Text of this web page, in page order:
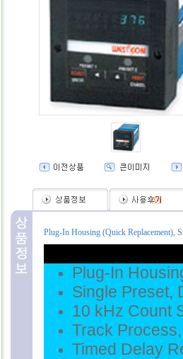
(0)
Plug-In Housing (Quick Replacement),
Plug-In
Single Preset,
10 kHz Count
Track
Timed Delay